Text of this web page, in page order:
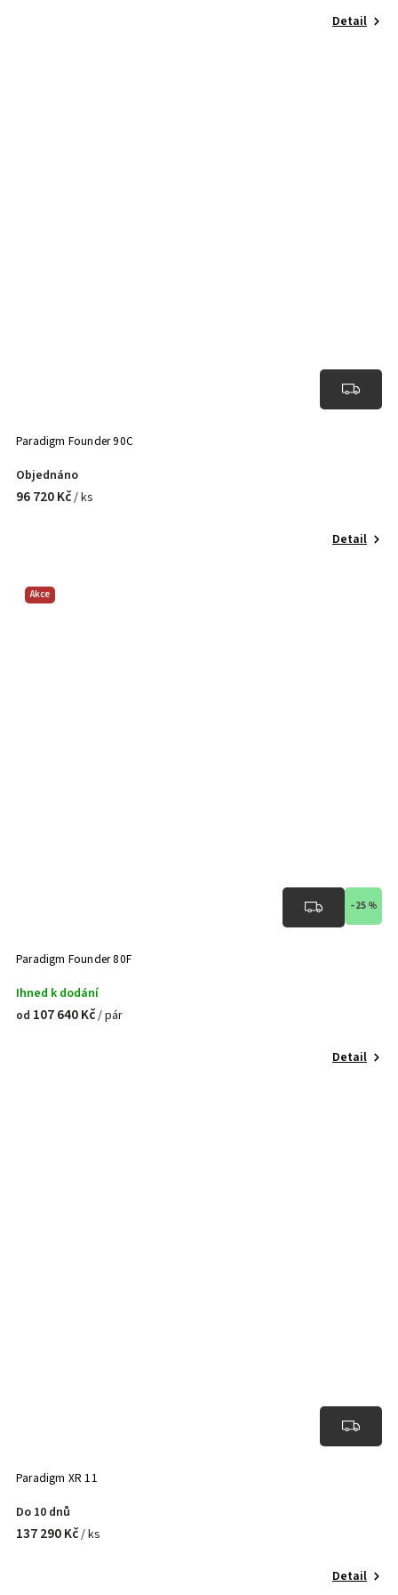
Detail
Paradigm Founder 90C
Objednáno
96 720 Kč/ ks
Detail
Akce
–25 %
Paradigm Founder 80F
Ihned k dodání
od 107 640 Kč/ pár
Detail
Paradigm XR 11
Do 10 dnů
137 290 Kč/ ks
Detail